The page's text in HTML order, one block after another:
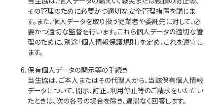
その管理のために必要かつ適切な安全管理措置を講じま
す。また、個人データを取り扱う従業者や委託先に対して、必
要かつ適切な監督を行います。これら個人データの適切な管
理のために、別途「個人情報保護規則」を定め、これを遵守し
ます。
保有個人データの開示等の手続き
当生協は、ご本人またはその代理人から、当該保有個人情報
データについて、開示、訂正、利用停止等のご請求をいただい
たときは、次の各号の場合を除き、遅滞なく回答します。